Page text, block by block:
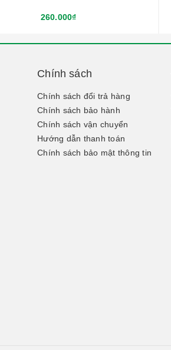
260.000₫
Chính sách
Chính sách đổi trả hàng
Chính sách bảo hành
Chính sách vận chuyển
Hướng dẫn thanh toán
Chính sách bảo mật thông tin